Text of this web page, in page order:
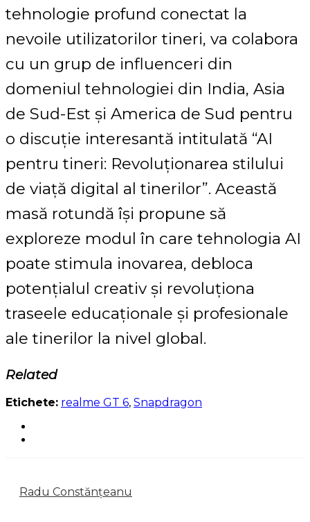
tehnologie profund conectat la
nevoile utilizatorilor tineri, va colabora
cu un grup de influenceri din
domeniul tehnologiei din India, Asia
de Sud-Est și America de Sud pentru
o discuție interesantă intitulată “AI
pentru tineri: Revoluționarea stilului
de viață digital al tinerilor”. Această
masă rotundă își propune să
exploreze modul în care tehnologia AI
poate stimula inovarea, debloca
potențialul creativ și revoluționa
traseele educaționale și profesionale
ale tinerilor la nivel global.
Related
Etichete: realme GT 6, Snapdragon
Radu Constănțeanu